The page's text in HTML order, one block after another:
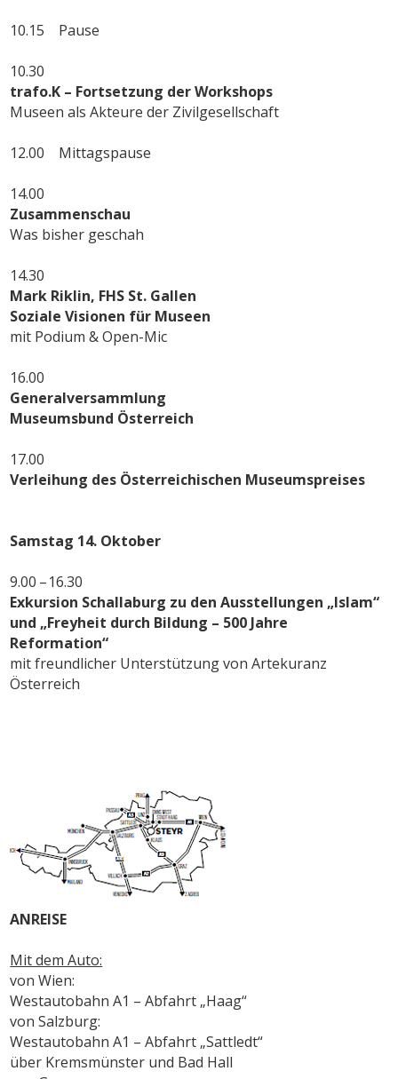
10.15 Pause
10.30
trafo.K – Fortsetzung der Workshops
Museen als Akteure der Zivilgesellschaft
12.00 Mittagspause
14.00
Zusammenschau
Was bisher geschah
14.30
Mark Riklin, FHS St. Gallen
Soziale Visionen für Museen
mit Podium & Open-Mic
16.00
Generalversammlung
Museumsbund Österreich
17.00
Verleihung des Österreichischen Museumspreises
Samstag 14. Oktober
9.00 – 16.30
Exkursion Schallaburg zu den Ausstellungen „Islam“
und „Freyheit durch Bildung – 500 Jahre
Reformation“
mit freundlicher Unterstützung von Artekuranz
Österreich
ANREISE
Mit dem Auto:
von Wien:
Westautobahn A1 – Abfahrt „Haag“
von Salzburg:
Westautobahn A1 – Abfahrt „Sattledt“
über Kremsmünster und Bad Hall